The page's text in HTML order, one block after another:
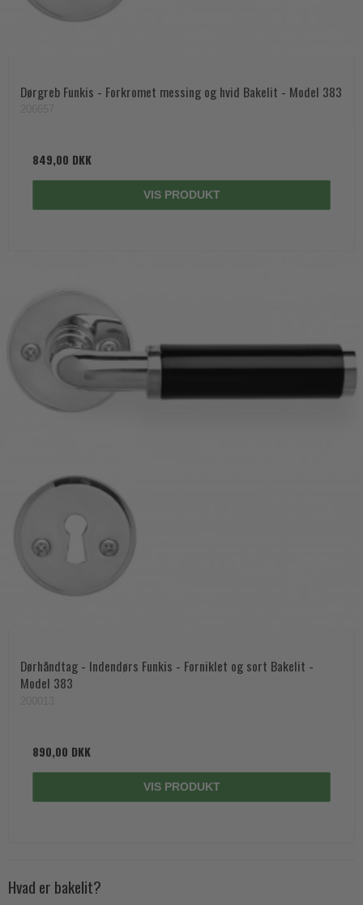
Dørgreb Funkis - Forkromet messing og hvid Bakelit - Model 383
849,00 DKK
VIS PRODUKT
Dørhåndtag - Indendørs Funkis - Forniklet og sort Bakelit -
Model 383
890,00 DKK
VIS PRODUKT
Hvad er bakelit?